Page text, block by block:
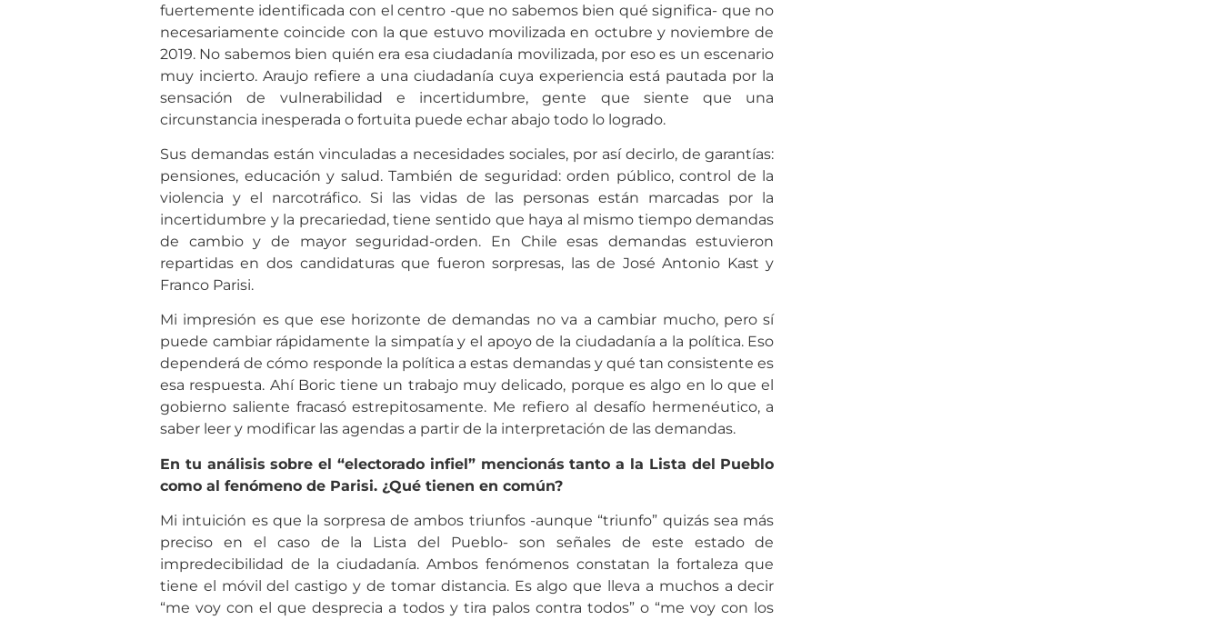
fuertemente identificada con el centro -que no sabemos bien qué significa- que no
necesariamente coincide con la que estuvo movilizada en octubre y noviembre de
2019. No sabemos bien quién era esa ciudadanía movilizada, por eso es un escenario
muy incierto. Araujo refiere a una ciudadanía cuya experiencia está pautada por la
sensación de vulnerabilidad e incertidumbre, gente que siente que una
circunstancia inesperada o fortuita puede echar abajo todo lo logrado.
Sus demandas están vinculadas a necesidades sociales, por así decirlo, de garantías:
pensiones, educación y salud. También de seguridad: orden público, control de la
violencia y el narcotráfico. Si las vidas de las personas están marcadas por la
incertidumbre y la precariedad, tiene sentido que haya al mismo tiempo demandas
de cambio y de mayor seguridad-orden. En Chile esas demandas estuvieron
repartidas en dos candidaturas que fueron sorpresas, las de José Antonio Kast y
Franco Parisi.
Mi impresión es que ese horizonte de demandas no va a cambiar mucho, pero sí
puede cambiar rápidamente la simpatía y el apoyo de la ciudadanía a la política. Eso
dependerá de cómo responde la política a estas demandas y qué tan consistente es
esa respuesta. Ahí Boric tiene un trabajo muy delicado, porque es algo en lo que el
gobierno saliente fracasó estrepitosamente. Me refiero al desafío hermenéutico, a
saber leer y modificar las agendas a partir de la interpretación de las demandas.
En tu análisis sobre el “electorado infiel” mencionás tanto a la Lista del Pueblo
como al fenómeno de Parisi. ¿Qué tienen en común?
Mi intuición es que la sorpresa de ambos triunfos -aunque “triunfo” quizás sea más
preciso en el caso de la Lista del Pueblo- son señales de este estado de
impredecibilidad de la ciudadanía. Ambos fenómenos constatan la fortaleza que
tiene el móvil del castigo y de tomar distancia. Es algo que lleva a muchos a decir
“me voy con el que desprecia a todos y tira palos contra todos” o “me voy con los